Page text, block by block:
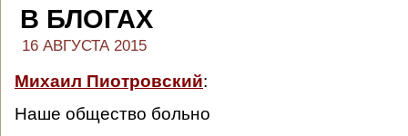
В БЛОГАХ
16 АВГУСТА 2015
Михаил Пиотровский:
Наше общество больно